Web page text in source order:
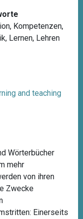
, Kompetenzen,
, Lernen, Lehren
and teaching
Wörterbücher
mehr
von ihren
Zwecke
Einerseits